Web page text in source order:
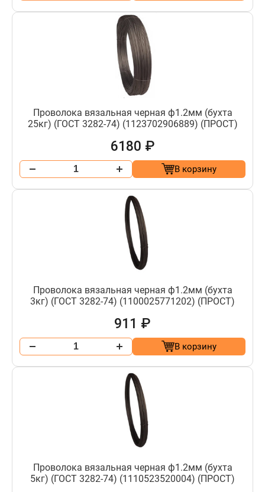
Проволока вязальная черная ф1.2мм (бухта
25кг) (ГОСТ 3282-74) (1123702906889) (ПРОСТ)
6180 ₽
В корзину
Проволока вязальная черная ф1.2мм (бухта
3кг) (ГОСТ 3282-74) (1100025771202) (ПРОСТ)
911 ₽
В корзину
Проволока вязальная черная ф1.2мм (бухта
5кг) (ГОСТ 3282-74) (1110523520004) (ПРОСТ)